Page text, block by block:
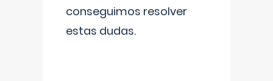
conseguimos resolver
estas dudas.